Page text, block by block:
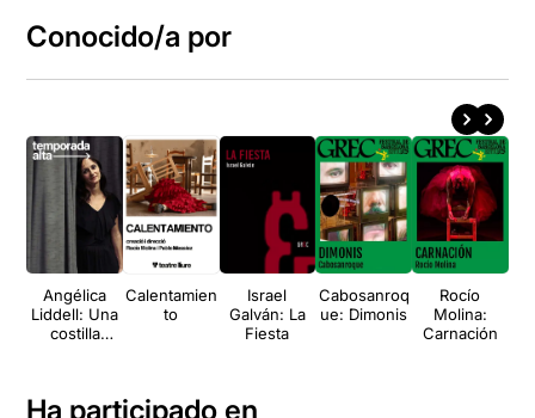
Conocido/a por
Angélica
Liddell: Una
costilla
Calentamien
to
Israel
Galván: La
Fiesta
Cabosanroq
ue: Dimonis
Rocío
Molina:
Carnación
Ha participado en